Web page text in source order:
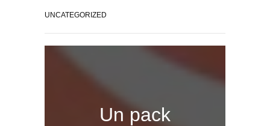
UNCATEGORIZED
Un pack